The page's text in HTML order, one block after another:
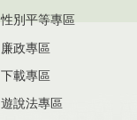
性別平等專區
廉政專區
下載專區
遊說法專區